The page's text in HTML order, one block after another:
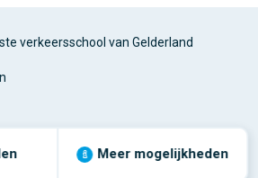
Meer mogelijkheden
verkeersschool van Gelderland
Webvriend